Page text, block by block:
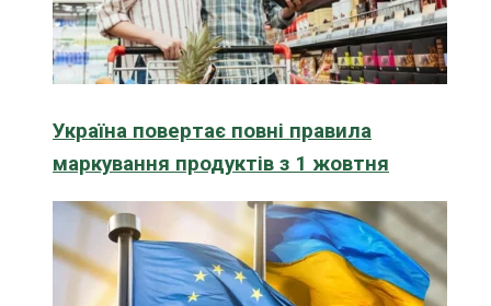
Україна повертає повні правила
маркування продуктів з 1 жовтня